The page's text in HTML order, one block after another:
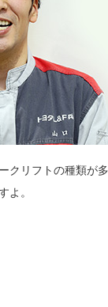
クリフトの種類が
よ。